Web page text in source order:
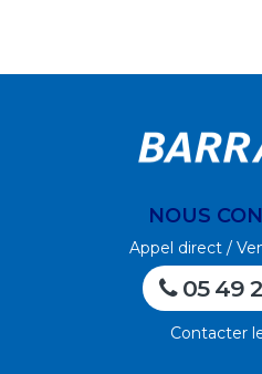
NOUS
Appel direct /
05 49
Contacter